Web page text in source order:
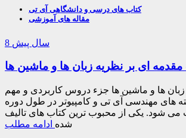
کتاب های درسی و دانشگاهی آی تی
مقاله های آموزشی
8 سال پیش
ای بر نظریه زبان ها و ماشین ها
ها و ماشین ها جزء دروس کاربردی و مهم
های مهندسی آی تی و کامپیوتر در طول دوره
شود. یکی از محبوب ترین کتاب های تالیف
شده ادامه مطلب